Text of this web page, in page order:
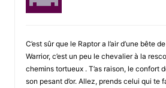
C’est sûr que le Raptor a l’air d’une bête
Warrior, c’est un peu le chevalier à la
chemins tortueux . T’as raison, le confort
son pesant d’or. Allez, prends celui qui te